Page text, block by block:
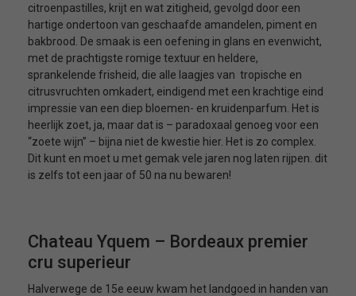
citroenpastilles, krijt en wat zitigheid, gevolgd door een
hartige ondertoon van geschaafde amandelen, piment en
bakbrood. De smaak is een oefening in glans en evenwicht,
met de prachtigste romige textuur en heldere,
sprankelende frisheid, die alle laagjes van tropische en
citrusvruchten omkadert, eindigend met een krachtige eind
impressie van een diep bloemen- en kruidenparfum. Het is
heerlijk zoet, ja, maar dat is – paradoxaal genoeg voor een
“zoete wijn” – bijna niet de kwestie hier. Het is zo complex.
Dit kunt en moet u met gemak vele jaren nog laten rijpen. dit
is zelfs tot een jaar of 50 na nu bewaren!
Chateau Yquem – Bordeaux premier
cru superieur
Halverwege de 15e eeuw kwam het landgoed in handen van